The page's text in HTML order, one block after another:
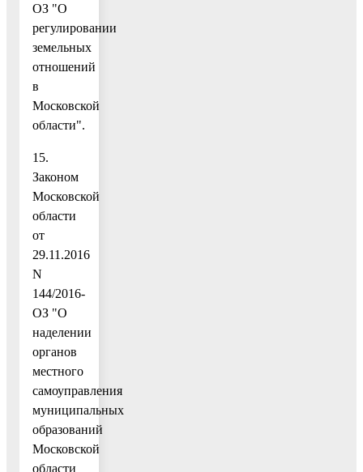
ОЗ "О
регулировании
земельных
отношений
в
Московской
области".
15.
Законом
Московской
области
от
29.11.2016
N
144/2016-
ОЗ "О
наделении
органов
местного
самоуправления
муниципальных
образований
Московской
области